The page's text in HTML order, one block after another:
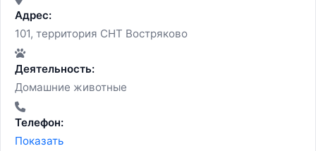
Адрес:
101, территория СНТ Востряково
Деятельность:
Домашние животные
Телефон:
Показать